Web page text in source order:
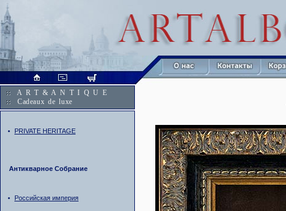
A R T & A N T I Q U E
Cadeaux de luxe
• PRIVATE HERITAGE
Антикварное Собрание
• Российская империя